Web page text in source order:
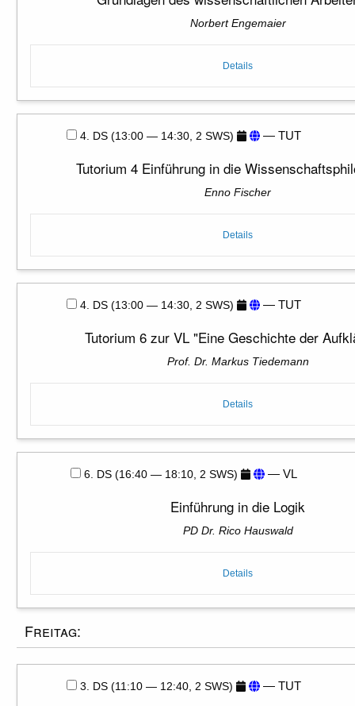
Norbert Engemaier
Details
4. DS (13:00 — 14:30, 2 SWS) — TUT
Tutorium 4 Einführung in die
Enno Fischer
Details
4. DS (13:00 — 14:30, 2 SWS) — TUT
Tutorium 6 zur VL "Eine Geschichte der
Prof. Dr. Markus Tiedemann
Details
6. DS (16:40 — 18:10, 2 SWS) — VL
Einführung in die Logik
PD Dr. Rico Hauswald
Details
Freitag:
3. DS (11:10 — 12:40, 2 SWS) — TUT